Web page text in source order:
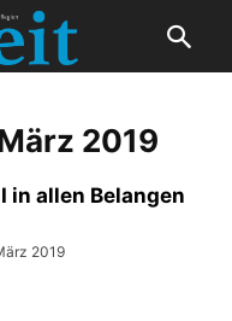
2019
in allen Belangen
2019